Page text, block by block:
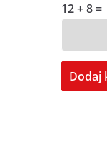
12 + 8 =